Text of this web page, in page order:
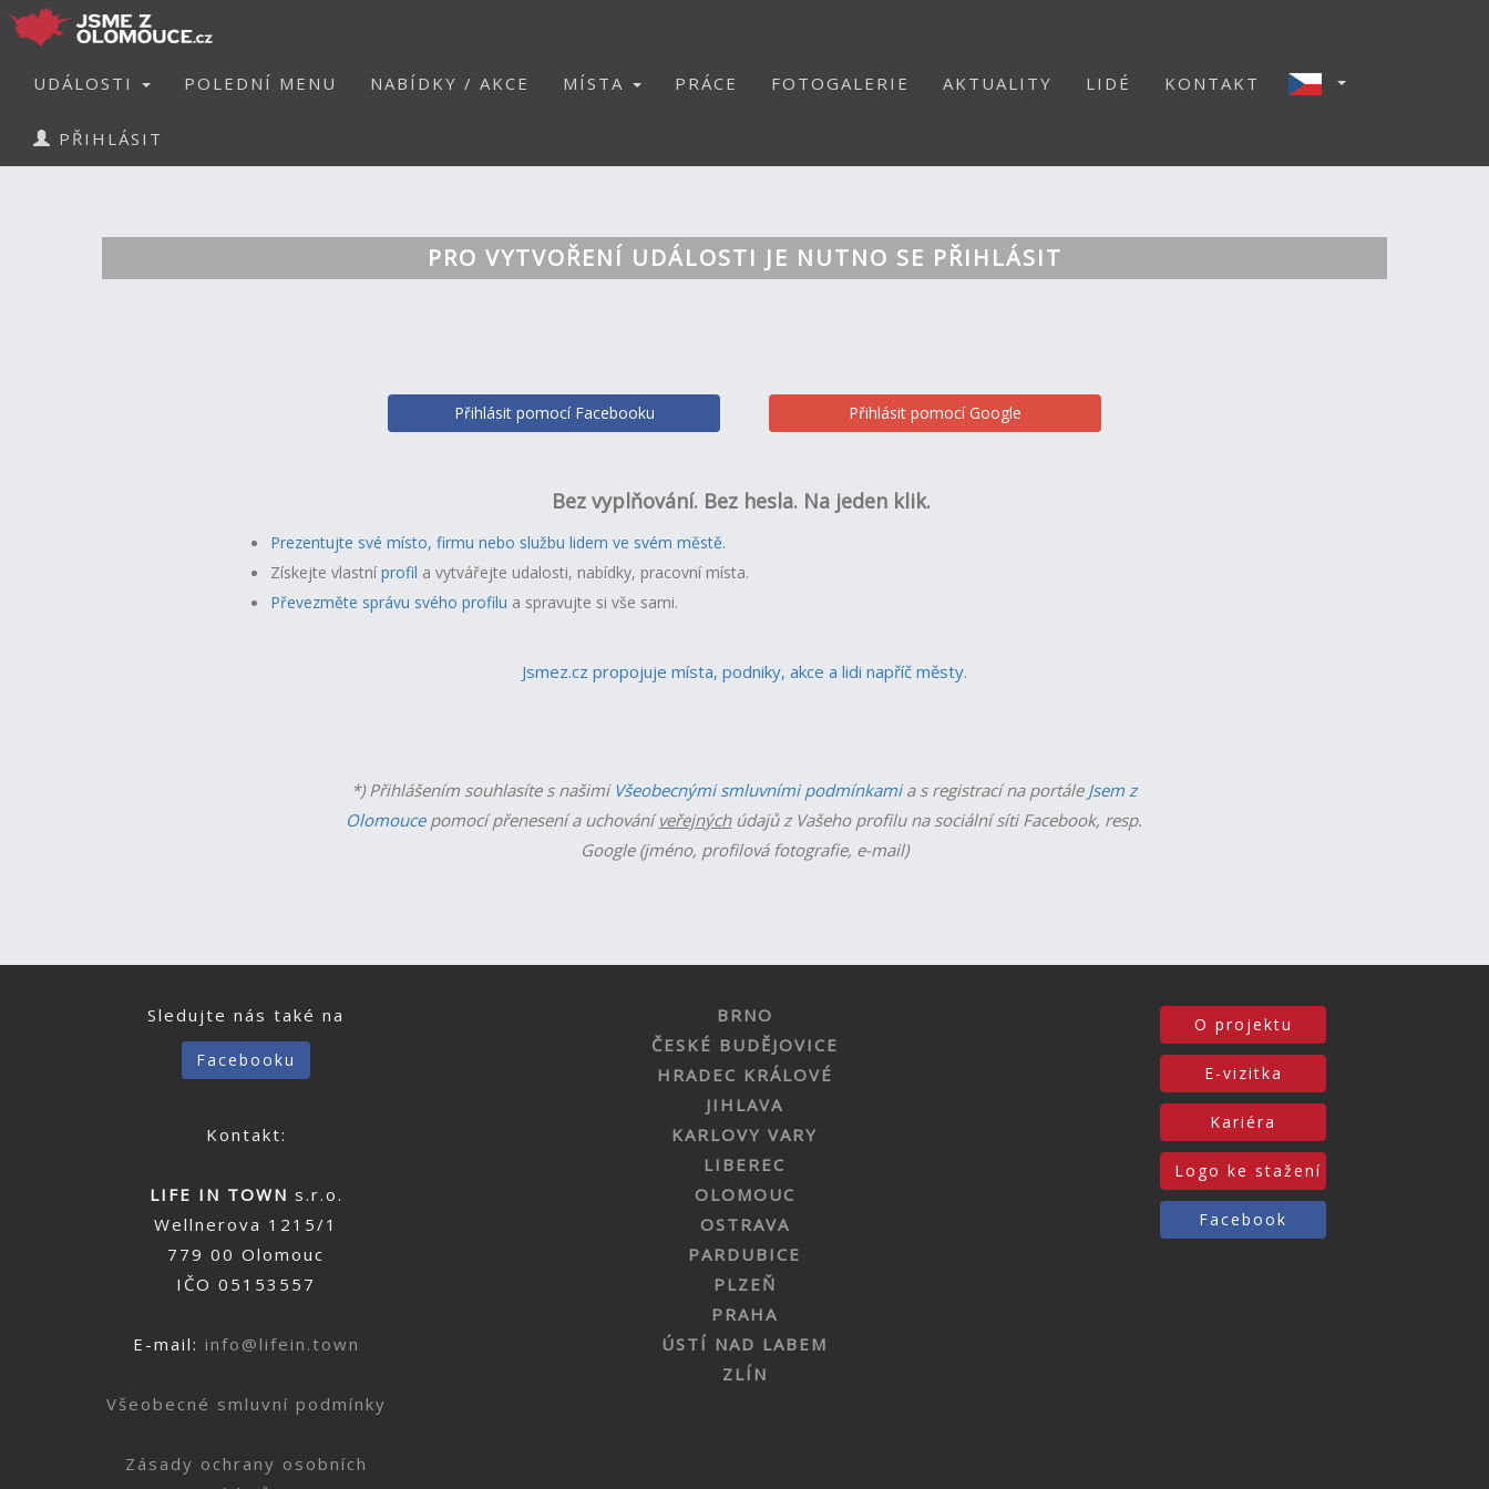
UDÁLOSTI POLEDNÍ MENU NABÍDKY / AKCE MÍSTA PRÁCE FOTOGALERIE AKTUALITY LIDÉ KONTAKT
PŘIHLÁSIT
PRO VYTVOŘENÍ UDÁLOSTI JE NUTNO SE PŘIHLÁSIT
Přihlásit pomocí Facebooku Přihlásit pomocí Google
Bez vyplňování. Bez hesla. Na jeden klik.
Prezentujte své místo, firmu nebo službu lidem ve svém městě.
Získejte vlastní profil a vytvářejte udalosti, nabídky, pracovní místa.
Převezměte správu svého profilu a spravujte si vše sami.
Jsmez.cz propojuje místa, podniky, akce a lidi napříč městy.
*) Přihlášením souhlasíte s našimi Všeobecnými smluvními podmínkamia s registrací na portále Jsem z
Olomoucepomocí přenesení a uchováníveřejnýchúdajů z Vašeho profilu na sociální síti Facebook, resp.
Google (jméno, profilová fotografie, e-mail)
Sledujte nás také na
Facebooku
Kontakt:
LIFE IN TOWN s.r.o.
Wellnerova 1215/1
779 00 Olomouc
IČO 05153557
E-mail: info@lifein.town
Všeobecné smluvní podmínky
Zásady ochrany osobních
BRNO
ČESKÉ BUDĚJOVICE
HRADEC KRÁLOVÉ
JIHLAVA
KARLOVY VARY
LIBEREC
OLOMOUC
OSTRAVA
PARDUBICE
PLZEŇ
PRAHA
ÚSTÍ NAD LABEM
ZLÍN
O projektu
E-vizitka
Kariéra
Logo ke stažení
Facebook